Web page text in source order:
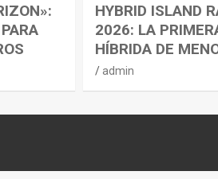
HYBRID ISLAND
2026: LA
HÍBRIDA DE
admin